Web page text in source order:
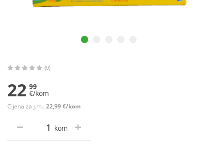
(0)
22 99
€/kom
Cijena za j.m.: 22,99 €/kom
kom